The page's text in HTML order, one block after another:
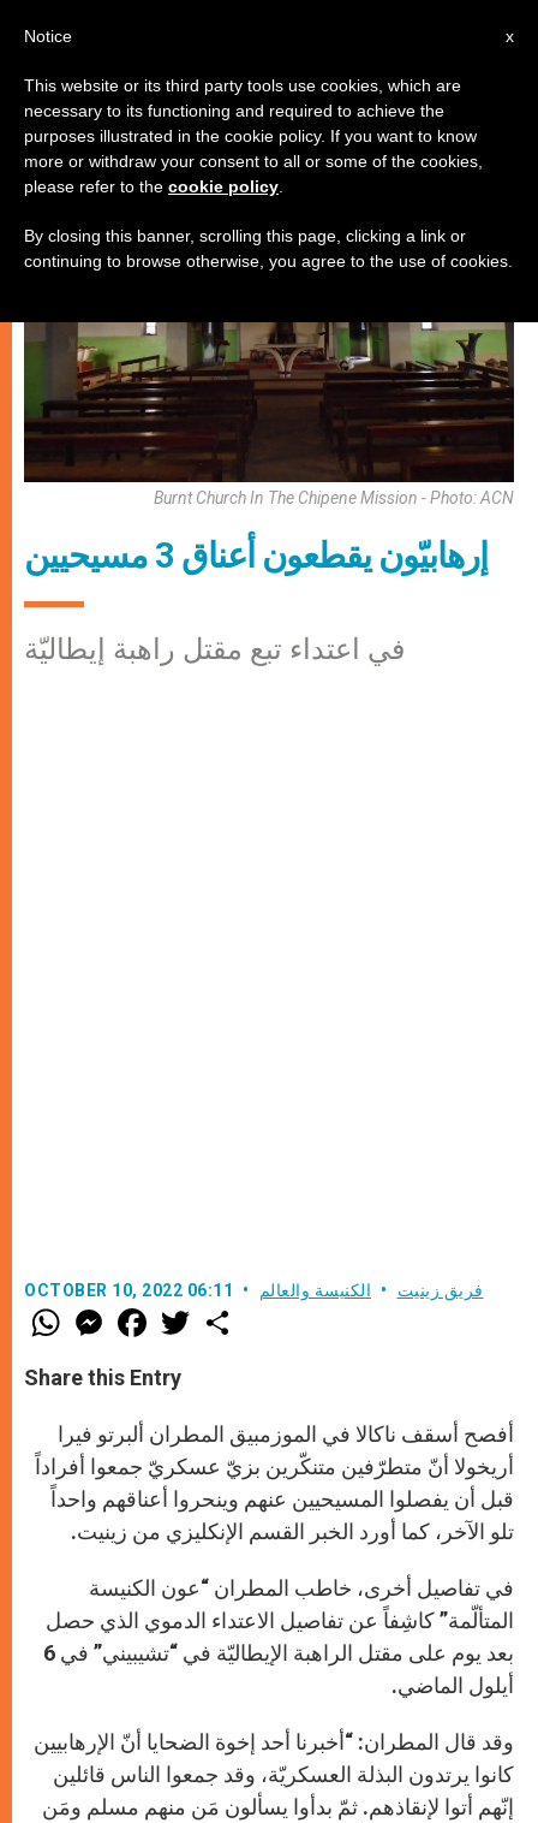
الكنيسة والعالم
Burnt Church In The Chipene Mission - Photo: ACN
إرهابيّون يقطعون أعناق 3 مسيحيين
في اعتداء تبع مقتل راهبة إيطاليّة
OCTOBER 10, 2022 06:11 فريق زينيت الكنيسة والعالم
W
h
t
s
p
M
e
s
e
g
e
r
F
a
e
b
o
k
w
r
Share this Entry
أفصح أسقف ناكالا في الموزمبيق المطران ألبرتو فيرا
أريخولا أنّ متطرّفين متنكّرين بزيّ عسكريّ جمعوا أفراداً
قبل أن يفصلوا المسيحيين عنهم وينحروا أعناقهم واحداً
تلو الآخر، كما أورد الخبر القسم الإنكليزي من زينيت.
في تفاصيل أخرى، خاطب المطران “عون الكنيسة
المتألّمة” كاشِفاً عن تفاصيل الاعتداء الدموي الذي حصل
بعد يوم على مقتل الراهبة الإيطاليّة في “تشيبيني” في 6
أيلول الماضي.
وقد قال المطران: “أخبرنا أحد إخوة الضحايا أنّ الإرهابيين
كانوا يرتدون البذلة العسكريّة، وقد جمعوا الناس قائلين
إنّهم أتوا لإنقاذهم. ثمّ بدأوا يسألون مَن منهم مسلم ومَن
x
Notice
This website or its third party tools use cookies, which are
necessary to its functioning and required to achieve the
purposes illustrated in the cookie policy. If you want to know
more or withdraw your consent to all or some of the cookies,
please refer to the cookie policy
By closing this banner, scrolling this page, clicking a link or
continuing to browse otherwise, you agree to the use of cookies.